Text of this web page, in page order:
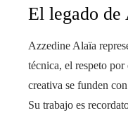
El legado de
Azzedine Alaïa
técnica, el respeto
creativa se funden
Su trabajo es